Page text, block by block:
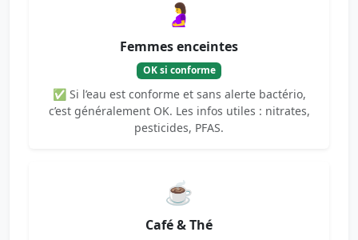
🤰
Femmes enceintes
OK si conforme
✅ Si l’eau est conforme et sans alerte bactério,
c’est généralement OK. Les infos utiles : nitrates,
pesticides, PFAS.
☕
Café & Thé